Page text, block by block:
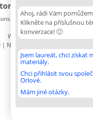
Ahoj, rádi Vám
Klikněte na příslušnou
konverzace! 🙂
Jsem laureát, chci získat
materiály.
Chci přihlásit svou
Orlové.
Mám jiné otázky.
hlasování
sp. z o. o. sp. k.
ul. Ruska 22
Wrocław 50-079
NIP 8943132676
údajů